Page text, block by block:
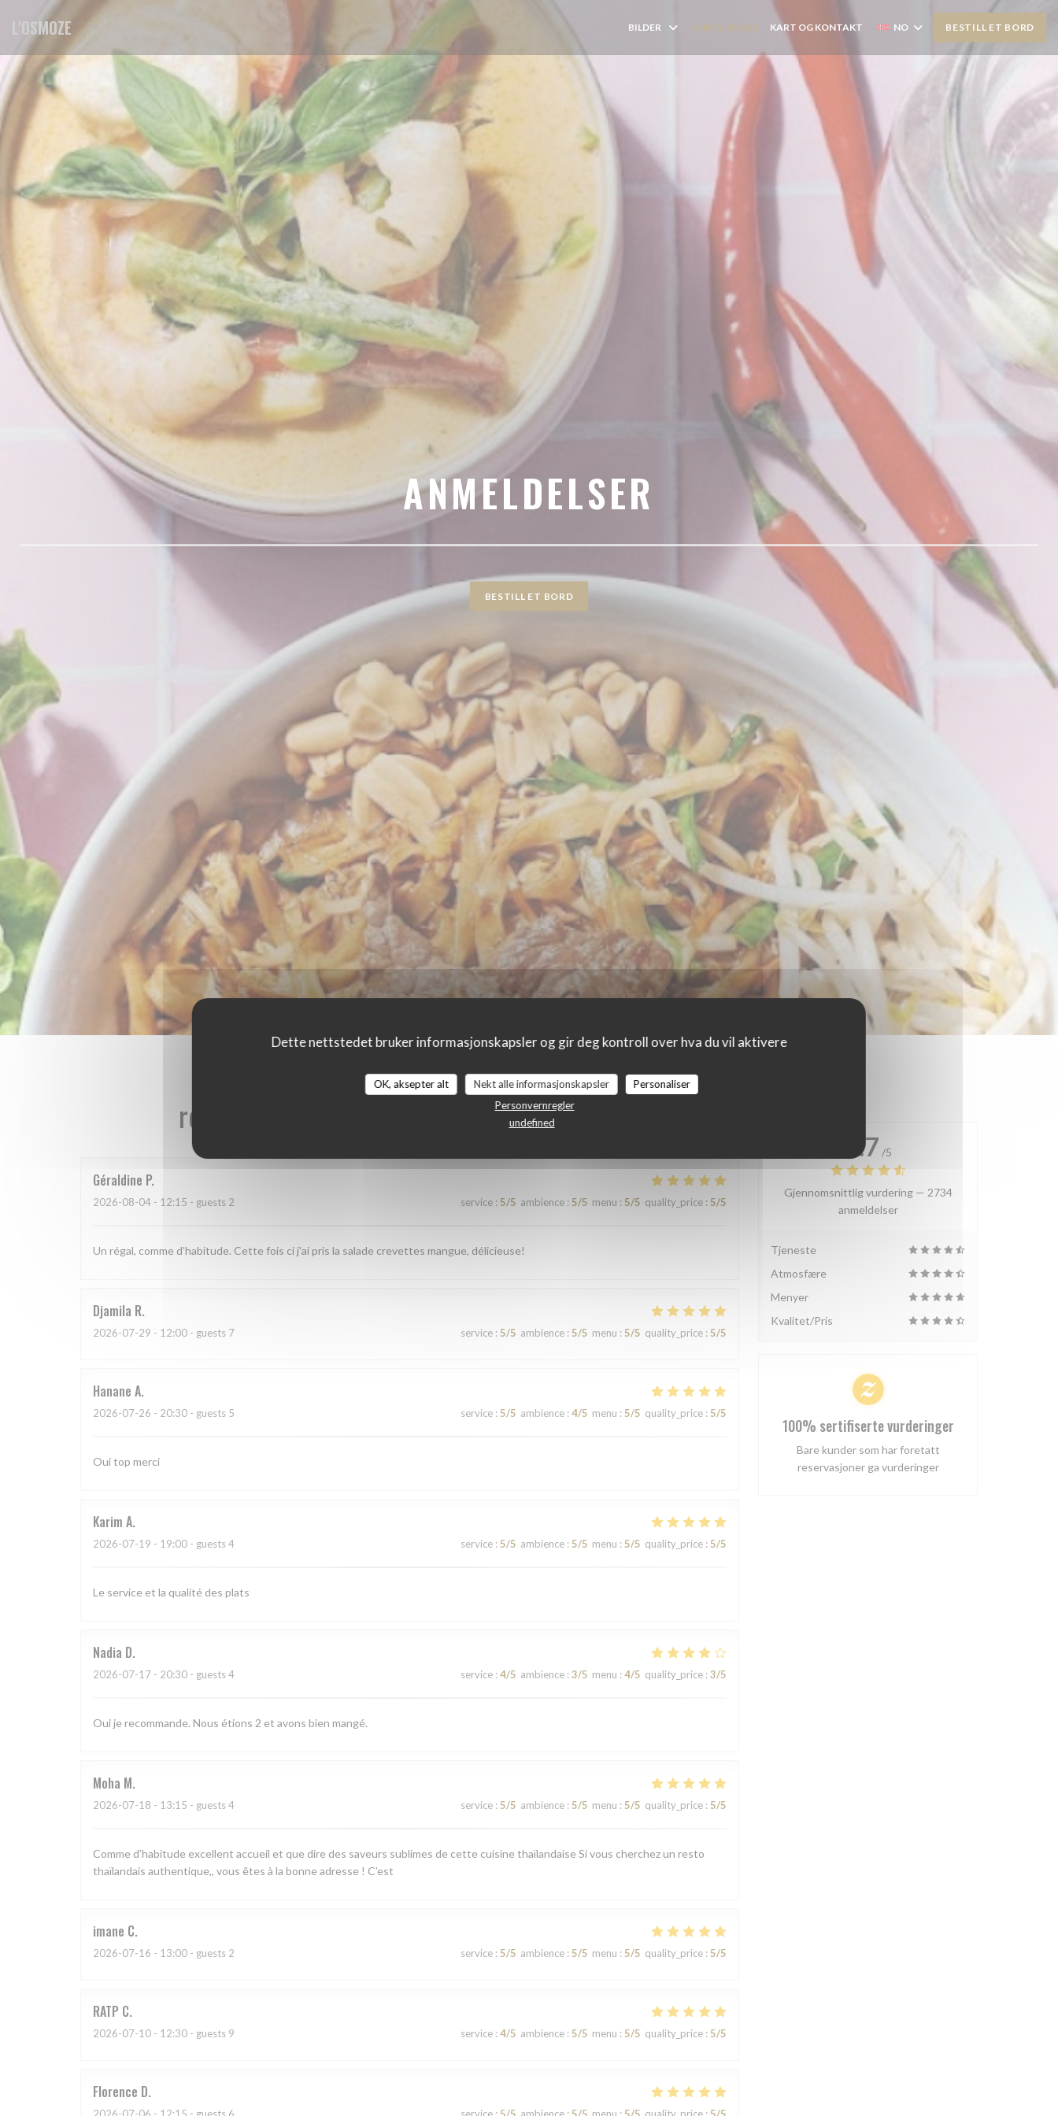
Panel for informasjonskapsler
Dette nettstedet bruker informasjonskapsler og gir deg kontroll over hva du vil aktivere
OK, aksepter alt Nekt alle informasjonskapsler
Personaliser
Personvernregler
undefined
L'OSMOZE BILDER ANMELDELSER KART OG KONTAKT NO BESTILL ET BORD
ANMELDELSER
BESTILL ET BORD
reviews_from_our_clients_following_booking
Géraldine P
2026-08-04 - 12:15 - guests 2 service : 5/5 ambience : 5/5 menu : 5/5 quality_price : 5/5
Un régal, comme d'habitude. Cette fois ci j'ai pris la salade crevettes mangue, délicieuse!
Djamila R
2026-07-29 - 12:00 - guests 7 service : 5/5 ambience : 5/5 menu : 5/5 quality_price : 5/5
Hanane A
2026-07-26 - 20:30 - guests 5 service : 5/5 ambience : 4/5 menu : 5/5 quality_price : 5/5
Oui top merci
Karim A
2026-07-19 - 19:00 - guests 4 service : 5/5 ambience : 5/5 menu : 5/5 quality_price : 5/5
Le service et la qualité des plats
Nadia D
2026-07-17 - 20:30 - guests 4 service : 4/5 ambience : 3/5 menu : 4/5 quality_price : 3/5
Oui je recommande. Nous étions 2 et avons bien mangé.
Moha M
2026-07-18 - 13:15 - guests 4 service : 5/5 ambience : 5/5 menu : 5/5 quality_price : 5/5
Comme d’habitude excellent accueil et que dire des saveurs sublimes de cette cuisine thaïlandaise Si vous cherchez un resto
thaïlandais authentique,, vous êtes à la bonne adresse ! C’est
imane C
2026-07-16 - 13:00 - guests 2 service : 5/5 ambience : 5/5 menu : 5/5 quality_price : 5/5
RATP C
2026-07-10 - 12:30 - guests 9 service : 4/5 ambience : 5/5 menu : 5/5 quality_price : 5/5
Florence D
2026-07-06 - 12:15 - guests 6 service : 5/5 ambience : 5/5 menu : 5/5 quality_price : 5/5
4.7 /5
Gjennomsnittlig vurdering — 2734
anmeldelser
Tjeneste
Atmosfære
Menyer
Kvalitet/Pris
100% sertifiserte vurderinger
Bare kunder som har foretatt
reservasjoner ga vurderinger